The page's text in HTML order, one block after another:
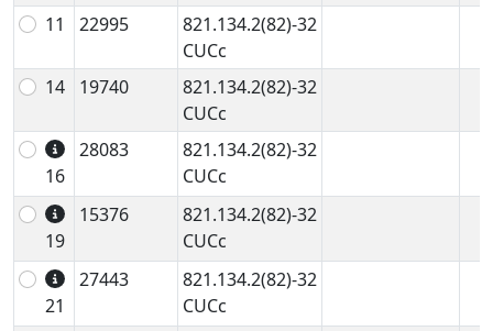
11
22995
821.134.2(82)-32
CUCc
14
19740
821.134.2(82)-32
CUCc
16
28083
821.134.2(82)-32
CUCc
19
15376
821.134.2(82)-32
CUCc
21
27443
821.134.2(82)-32
CUCc